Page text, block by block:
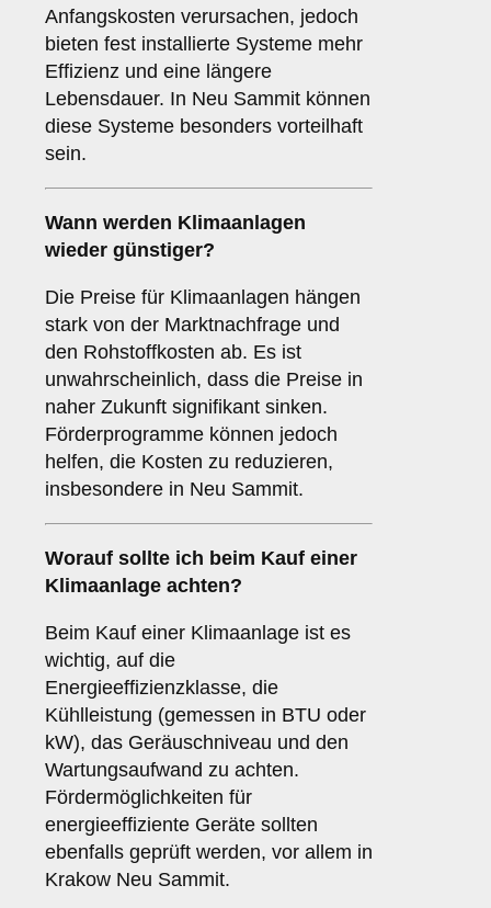
Anfangskosten verursachen, jedoch
bieten fest installierte Systeme mehr
Effizienz und eine längere
Lebensdauer. In Neu Sammit können
diese Systeme besonders vorteilhaft
sein.
Wann werden Klimaanlagen
wieder günstiger?
Die Preise für Klimaanlagen hängen
stark von der Marktnachfrage und
den Rohstoffkosten ab. Es ist
unwahrscheinlich, dass die Preise in
naher Zukunft signifikant sinken.
Förderprogramme können jedoch
helfen, die Kosten zu reduzieren,
insbesondere in Neu Sammit.
Worauf sollte ich beim Kauf einer
Klimaanlage achten?
Beim Kauf einer Klimaanlage ist es
wichtig, auf die
Energieeffizienzklasse, die
Kühlleistung (gemessen in BTU oder
kW), das Geräuschniveau und den
Wartungsaufwand zu achten.
Fördermöglichkeiten für
energieeffiziente Geräte sollten
ebenfalls geprüft werden, vor allem in
Krakow Neu Sammit.